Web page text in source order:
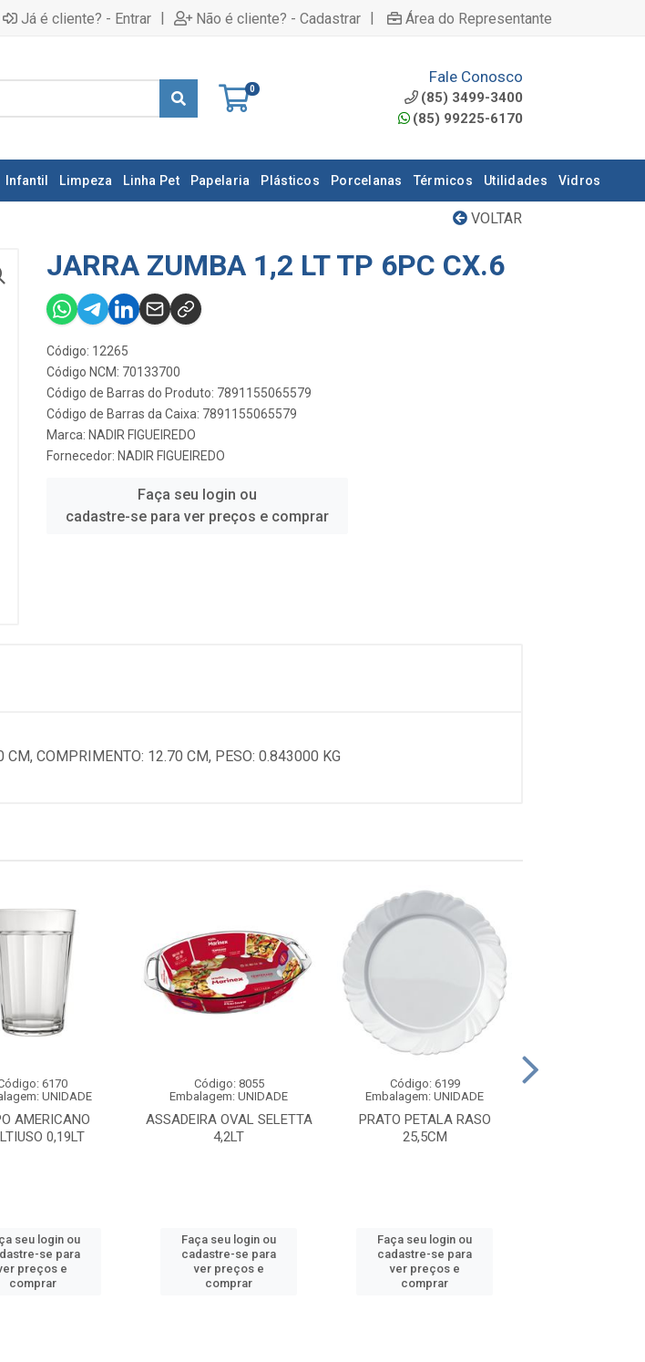
Já é cliente? - Entrar | Não é cliente? - Cadastrar | Área do Representante
0
Fale Conosco
(85) 3499-3400
(85) 99225-6170
Infantil Limpeza Linha Pet Papelaria Plásticos Porcelanas Térmicos Utilidades Vidros
VOLTAR
JARRA ZUMBA 1,2 LT TP 6PC CX.6
Código: 12265
Código NCM: 70133700
Código de Barras do Produto: 7891155065579
Código de Barras da Caixa: 7891155065579
Marca: NADIR FIGUEIREDO
Fornecedor: NADIR FIGUEIREDO
Faça seu login ou
cadastre-se para ver preços e comprar
COMPRIMENTO: 12.70 CM, PESO: 0.843000 KG
AMERICANO
0,19LT
6170
UNIDADE
seu login ou
se para
preços e
comprar
ASSADEIRA OVAL SELETTA
4,2LT
Código: 8055
Embalagem: UNIDADE
Faça seu login ou
cadastre-se para
ver preços e
comprar
PRATO PETALA RASO
25,5CM
Código: 6199
Embalagem: UNIDADE
Faça seu login ou
cadastre-se para
ver preços e
comprar